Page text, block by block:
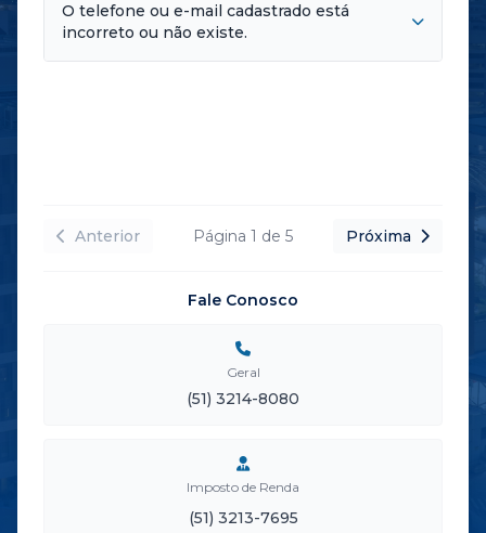
O telefone ou e-mail cadastrado está
incorreto ou não existe.
Anterior Página 1 de 5 Próxima
Fale Conosco
Geral
(51) 3214-8080
Imposto de Renda
(51) 3213-7695